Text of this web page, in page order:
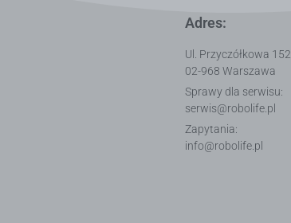
Adres:
Ul. Przyczółkowa 152,
02-968 Warszawa
Sprawy dla serwisu:
serwis@robolife.pl
Zapytania:
info@robolife.pl